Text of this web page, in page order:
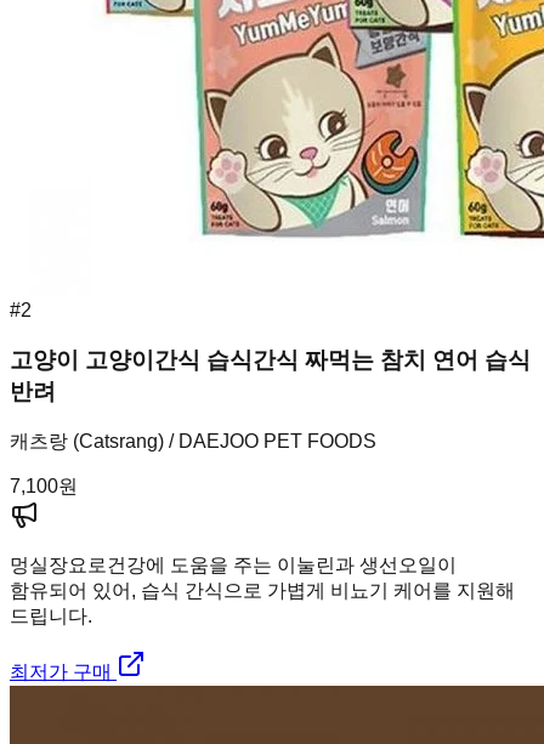
#2
고양이 고양이간식 습식간식 짜먹는 참치 연어 습식
반려
캐츠랑 (Catsrang) / DAEJOO PET FOODS
7,100원
멍실장요로건강에 도움을 주는 이눌린과 생선오일이
함유되어 있어, 습식 간식으로 가볍게 비뇨기 케어를 지원해
드립니다.
최저가 구매